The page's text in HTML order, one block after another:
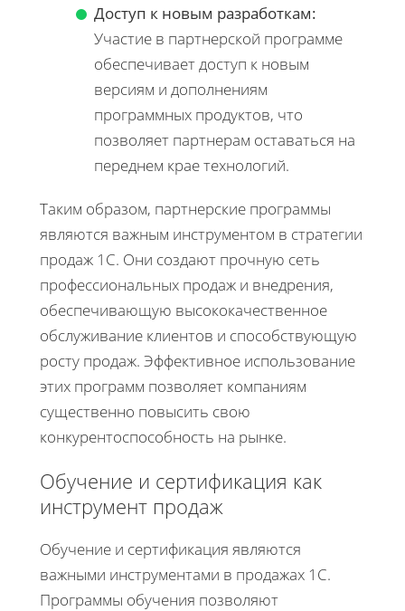
Доступ к новым разработкам:
Участие в партнерской программе
обеспечивает доступ к новым
версиям и дополнениям
программных продуктов, что
позволяет партнерам оставаться на
переднем крае технологий.
Таким образом, партнерские программы
являются важным инструментом в стратегии
продаж 1С. Они создают прочную сеть
профессиональных продаж и внедрения,
обеспечивающую высококачественное
обслуживание клиентов и способствующую
росту продаж. Эффективное использование
этих программ позволяет компаниям
существенно повысить свою
конкурентоспособность на рынке.
Обучение и сертификация как
инструмент продаж
Обучение и сертификация являются
важными инструментами в продажах 1С.
Программы обучения позволяют